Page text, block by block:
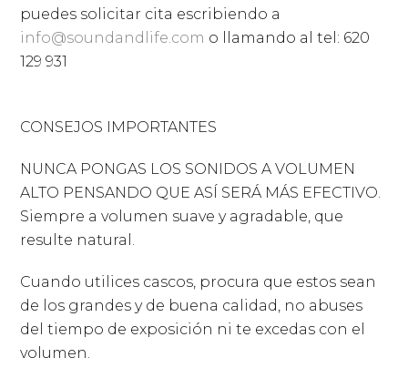
puedes solicitar cita escribiendo a
info@soundandlife.com o llamando al tel: 620
129 931
CONSEJOS IMPORTANTES
NUNCA PONGAS LOS SONIDOS A VOLUMEN
ALTO PENSANDO QUE ASÍ SERÁ MÁS EFECTIVO.
Siempre a volumen suave y agradable, que
resulte natural.
Cuando utilices cascos, procura que estos sean
de los grandes y de buena calidad, no abuses
del tiempo de exposición ni te excedas con el
volumen.